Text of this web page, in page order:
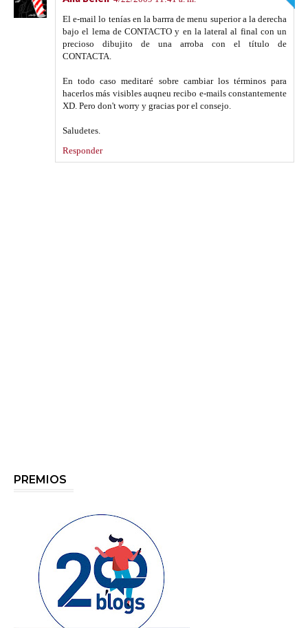
El e-mail lo tenías en la barrra de menu superior a la derecha
bajo el lema de CONTACTO y en la lateral al final con un
precioso dibujito de una arroba con el título de
CONTACTA.
En todo caso meditaré sobre cambiar los términos para
hacerlos más visibles auqneu recibo e-mails constantemente
XD. Pero don't worry y gracias por el consejo.
Saludetes.
Responder
PREMIOS